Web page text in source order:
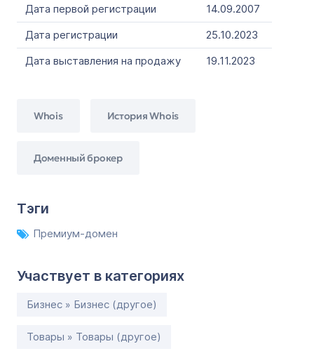
Дата первой регистрации
14.09.2007
Дата регистрации
25.10.2023
Дата выставления на продажу
19.11.2023
Whois История Whois
Доменный брокер
Тэги
Премиум-домен
Участвует в категориях
Бизнес » Бизнес (другое)
Товары » Товары (другое)